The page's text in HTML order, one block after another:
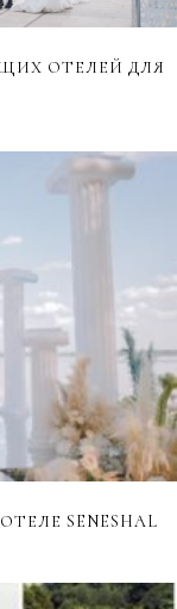
ОТЕЛЕЙ ДЛЯ
SENESHAL